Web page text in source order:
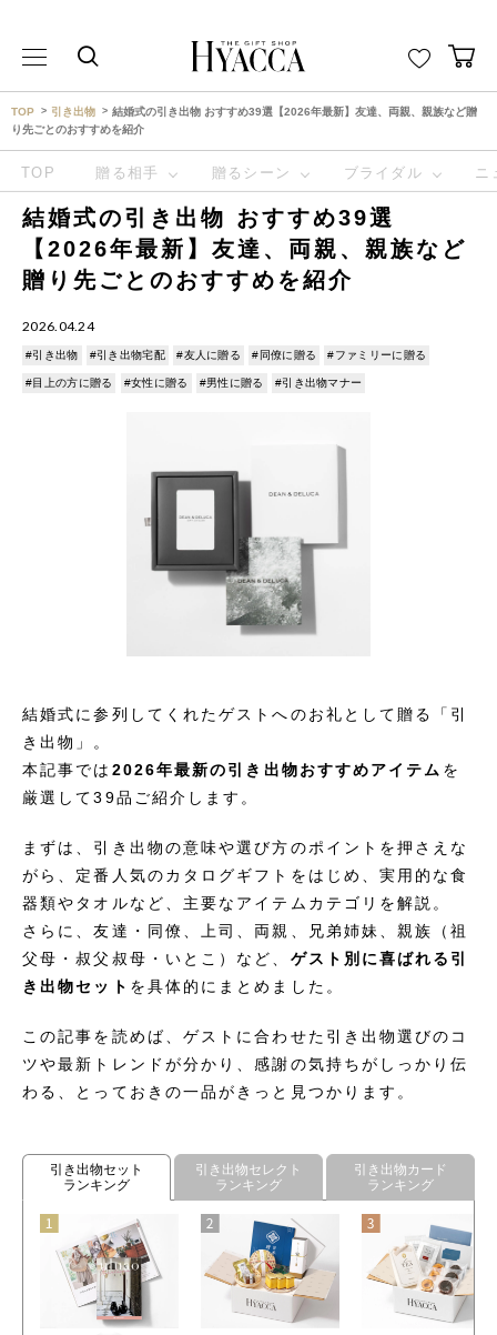
TOP 引き出物
結婚式の引き出物 おすすめ39選【2026年最新】友達、両親、親族など贈
り先ごとのおすすめを紹介
TOP 贈る相手 贈るシーン ブライダル ニ
結婚式の引き出物 おすすめ39選
【2026年最新】友達、両親、親族など
贈り先ごとのおすすめを紹介
2026.04.24
#引き出物 #引き出物宅配 #友人に贈る #同僚に贈る #ファミリーに贈る
#目上の方に贈る #女性に贈る #男性に贈る #引き出物マナー
結婚式に参列してくれたゲストへのお礼として贈る「引
き出物」。
本記事では 2026年最新の引き出物おすすめアイテム を
厳選して39品ご紹介します。
まずは、引き出物の意味や選び方のポイントを押さえな
がら、定番人気のカタログギフトをはじめ、実用的な食
器類やタオルなど、主要なアイテムカテゴリを解説。
さらに、友達・同僚、上司、両親、兄弟姉妹、親族（祖
父母・叔父叔母・いとこ）など、 ゲスト別に喜ばれる引
き出物セット を具体的にまとめました。
この記事を読めば、ゲストに合わせた引き出物選びのコ
ツや最新トレンドが分かり、感謝の気持ちがしっかり伝
わる、とっておきの一品がきっと見つかります。
引き出物セット
ランキング
引き出物セレクト
ランキング
引き出物カード
ランキング